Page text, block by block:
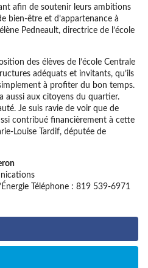
afin de soutenir leurs ambitions
bien-être et d’appartenance à
Pedneault, directrice de l’école
des élèves de l’école Centrale
adéquats et invitants, qu’ils
à profiter du bon temps.
aussi aux citoyens du quartier.
Je suis ravie de voir que de
contribué financièrement à cette
Louise Tardif, députée de
Téléphone : 819 539-6971